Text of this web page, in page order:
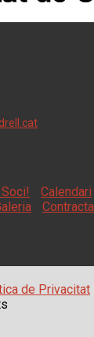
Calendari
de Privacitat